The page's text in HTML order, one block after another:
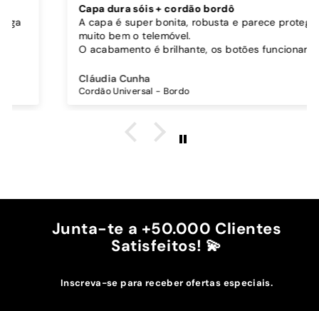
Capa dura sóis + cordão bordô
A capa é super bonita, robusta e parece proteger
muito bem o telemóvel.
O acabamento é brilhante, os botões funcionam
Comprei também um cordão à parte para
pendurar o telemóvel e como a capa é dura o
é top, eu não uso no máximo e ele passa me a
Cláudia Cunha
Cordão Universal - Bordo
Junta-te a +50.000 Clientes
Satisfeitos! 💫
Inscreva-se para receber ofertas especiais.